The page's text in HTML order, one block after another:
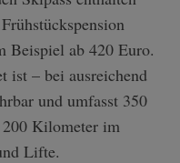
Beispiel ab 420 Euro.
ist – bei ausreichend
und umfasst 350
Kilometer im
Lifte.